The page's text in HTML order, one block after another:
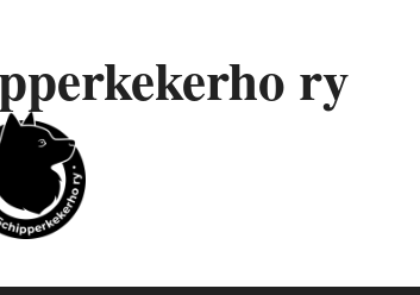
ry